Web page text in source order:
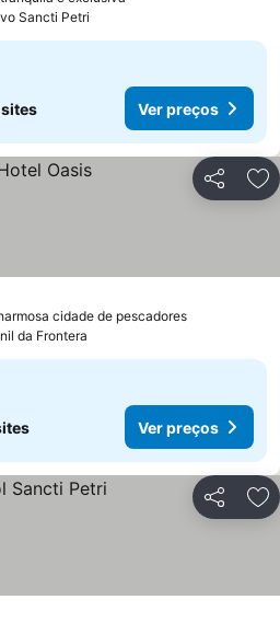
Sancti Petri
sites Ver preços
Partilhar
cidade de pescadores
da Frontera
Ver preços
Partilhar